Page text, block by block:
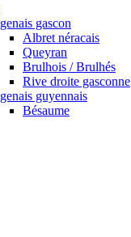
gascon
Albret néracais
Queyran
Brulhois / Brulhés
Rive droite gasconne
guyennais
Bésaume